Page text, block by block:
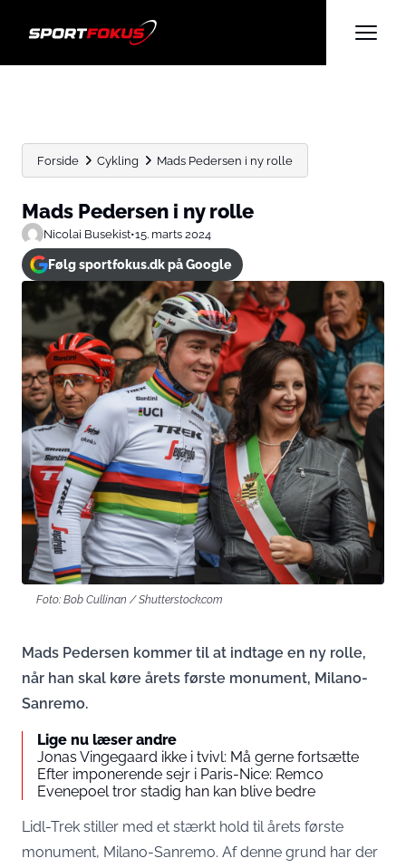
Forside Cykling Mads Pedersen i ny rolle
Mads Pedersen i ny rolle
Nicolai Busekist•15. marts 2024
Følg sportfokus.dk på Google
Foto: Bob Cullinan / Shutterstock.com
Mads Pedersen kommer til at indtage en ny rolle,
når han skal køre årets første monument, Milano-
Sanremo.
Lige nu læser andre
Jonas Vingegaard ikke i tvivl: Må gerne fortsætte
Efter imponerende sejr i Paris-Nice: Remco
Evenepoel tror stadig han kan blive bedre
Lidl-Trek stiller med et stærkt hold til årets første
monument, Milano-Sanremo. Af denne grund har der